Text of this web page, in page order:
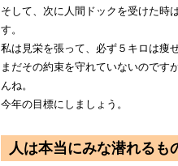
そして、次に人間ドックを受けた時
す。
私は見栄を張って、必ず５キロは痩
まだその約束を守れていないのです
んね。
今年の目標にしましょう。
人は本当にみな潜れるも